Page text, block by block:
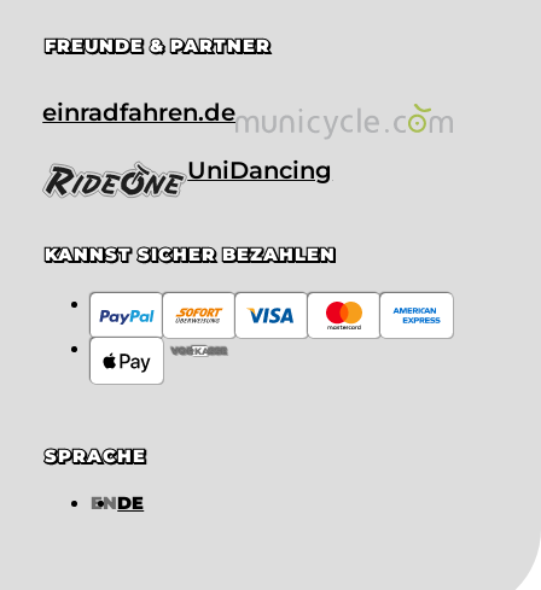
FREUNDE & PARTNER
einradfahren.de
UniDancing
KANNST SICHER BEZAHLEN
VORKASSE
SPRACHE
ENDE